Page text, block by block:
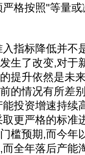
格按照"等量
标降低并不
生了改变,对于
提升依然是未
的情况有所差
投资增速持续
更严格的标准
槛预期,而今年
全年落后产能